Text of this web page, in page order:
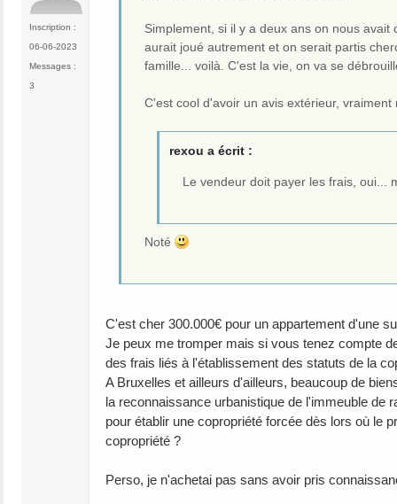
Inscription :
06-06-2023
Messages :
3
Simplement, si il y a deux ans on nous
aurait joué autrement et on serait partis
famille... voilà. C'est la vie, on va se
C'est cool d'avoir un avis extérieur, vraiment
rexou a écrit :
Le vendeur doit payer les frais, oui...
Noté
C'est cher 300.000€ pour un appartement d'une
Je peux me tromper mais si vous tenez compte
des frais liés à l'établissement des statuts de la
A Bruxelles et ailleurs d'ailleurs, beaucoup de
la reconnaissance urbanistique de l'immeuble de
pour établir une copropriété forcée dès lors où le
copropriété ?
Perso, je n'achetai pas sans avoir pris